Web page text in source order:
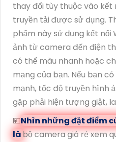
thay đổi tùy thuộc vào kết
truyền tải được sử dụng.
phẩm này sử dụng kết nối
ảnh từ camera đến điện
có thể màu nhanh hoặc
mạng của bạn. Nếu bạn
mạnh, tốc độ truyền hình
gặp phải hiện tượng giật,
💴Nhìn những đặt điểm
là bộ camera giá rẻ xem